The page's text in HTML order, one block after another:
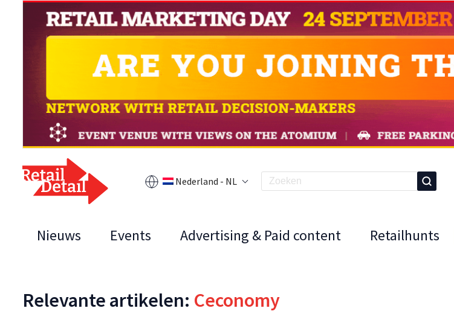
Nederland - NL
Nieuws Events Advertising & Paid content Retailhunts
Relevante artikelen: Ceconomy